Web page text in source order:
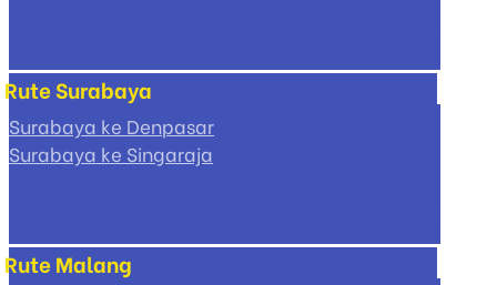
Rute Surabaya
Surabaya ke Denpasar
Surabaya ke Singaraja
Rute Malang